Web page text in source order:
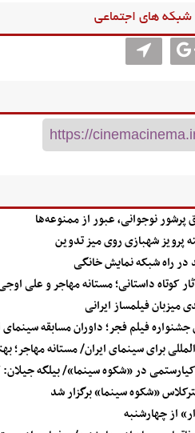
های اجتماعی
نوجوانی، عبور از ممنوعه‌ها
پرویز شهبازی روی میز تدوین
در راه شبکه نمایش خانگی
کوتاه داستانی؛ مستانه مهاجر و علی
میزبان فیلمساز ایرانی
فیلم فجر؛ داوران مسابقه سینمای
برای سینمای ایران/ مستانه مهاجر؛
در «شکوه سینما»/ بیلگه
«شکوه سینما» برگزار شد
از چهارشنبه